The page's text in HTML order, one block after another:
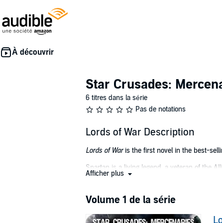
Star Crusades:
6 titres dans la série
Pas de notations
Lords of War Description
Lords of Waris the first novel in the best-
Spartan is a living legend, a veteran of the
reviled by friend and foe alike, and now
personal.
The Great Biomech War left millions dead,
Afficher plus
Volume 1 de la série